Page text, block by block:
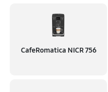
CafeRomatica NICR 756